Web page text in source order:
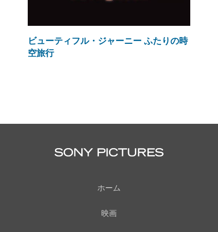
ビューティフル・ジャーニー ふたりの時
空旅行
ホーム
映画